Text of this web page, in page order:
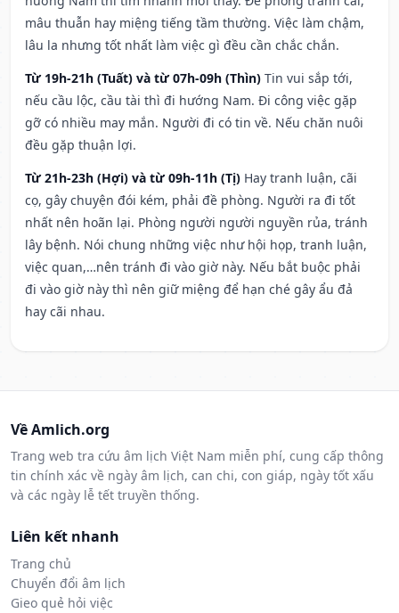
mâu thuẫn hay miệng tiếng tầm thường. Việc làm chậm,
lâu la nhưng tốt nhất làm việc gì đều cần chắc chắn.
Từ 19h-21h (Tuất) và từ 07h-09h (Thìn) Tin vui sắp tới,
nếu cầu lộc, cầu tài thì đi hướng Nam. Đi công việc gặp
gỡ có nhiều may mắn. Người đi có tin về. Nếu chăn nuôi
đều gặp thuận lợi.
Từ 21h-23h (Hợi) và từ 09h-11h (Tị) Hay tranh luận, cãi
cọ, gây chuyện đói kém, phải đề phòng. Người ra đi tốt
nhất nên hoãn lại. Phòng người người nguyền rủa, tránh
lây bệnh. Nói chung những việc như hội họp, tranh luận,
việc quan,…nên tránh đi vào giờ này. Nếu bắt buộc phải
đi vào giờ này thì nên giữ miệng để hạn ché gây ẩu đả
hay cãi nhau.
Về Amlich.org
Trang web tra cứu âm lịch Việt Nam miễn phí, cung cấp thông
tin chính xác về ngày âm lịch, can chi, con giáp, ngày tốt xấu
và các ngày lễ tết truyền thống.
Liên kết nhanh
Trang chủ
Chuyển đổi âm lịch
Gieo quẻ hỏi việc